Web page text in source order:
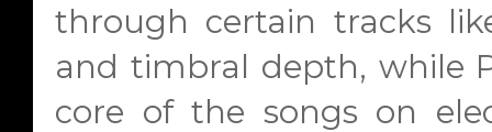
through certain tracks
and timbral depth, while
core of the songs on